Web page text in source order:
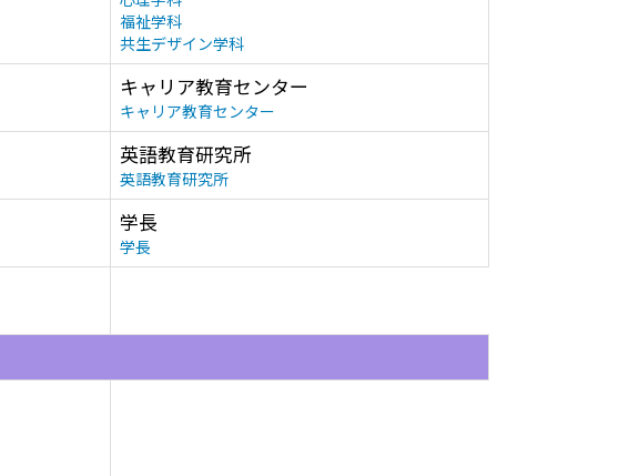
福祉学科
共生デザイン学科
キャリア教育センター
キャリア教育センター
英語教育研究所
英語教育研究所
学長
学長